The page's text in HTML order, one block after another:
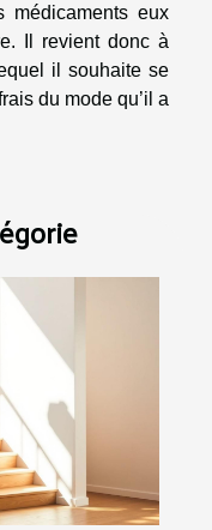
médicaments eux
Il revient donc à
il souhaite se
du mode qu’il a